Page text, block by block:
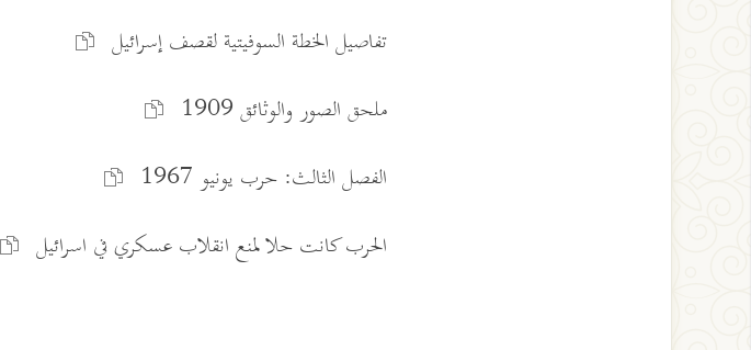
تفاصيل الخطة السوفيتية لقصف إسرائيل
ملحق الصور والوثائق 1909
الفصل الثالث: حرب يونيو 1967
الحرب كانت حلا لمنع انقلاب عسكري في اسرائيل